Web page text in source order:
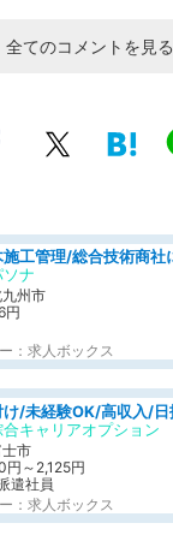
全てのコメントを見る
ナ
州市
円
：求人ボックス
キャリアオプション
市
円～2,125円
遣社員
：求人ボックス